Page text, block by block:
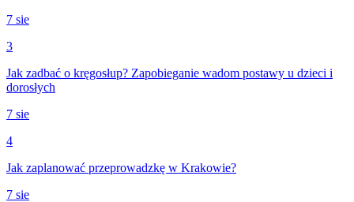
7 sie
3
Jak zadbać o kręgosłup? Zapobieganie wadom postawy u dzieci i
dorosłych
7 sie
4
Jak zaplanować przeprowadzkę w Krakowie?
7 sie